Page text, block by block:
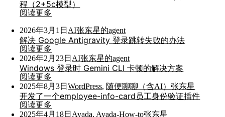
程（2+5c模型）
阅读更多
2026年3月1日 AI张东星的agent
解决 Google Antigravity 登录跳转失败的办法
阅读更多
2026年2月23日 AI张东星的agent
Windows 登录时 Gemini CLI 卡顿的解决方案
阅读更多
2025年8月3日WordPress, 随便聊聊（含AI）张东星
开发了一个employee-info-card员工身份验证插件
阅读更多
2025年4月18日 Avada, Avada-How-to张东星